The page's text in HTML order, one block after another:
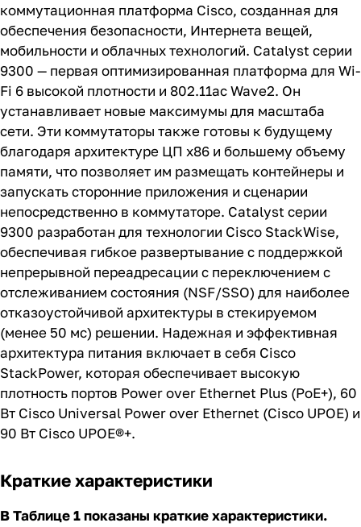
коммутационная платформа Cisco, созданная для
обеспечения безопасности, Интернета вещей,
мобильности и облачных технологий. Catalyst серии
9300 — первая оптимизированная платформа для Wi-
Fi 6 высокой плотности и 802.11ac Wave2. Он
устанавливает новые максимумы для масштаба
сети. Эти коммутаторы также готовы к будущему
благодаря архитектуре ЦП x86 и большему объему
памяти, что позволяет им размещать контейнеры и
запускать сторонние приложения и сценарии
непосредственно в коммутаторе. Catalyst серии
9300 разработан для технологии Cisco StackWise,
обеспечивая гибкое развертывание с поддержкой
непрерывной переадресации с переключением с
отслеживанием состояния (NSF/SSO) для наиболее
отказоустойчивой архитектуры в стекируемом
(менее 50 мс) решении. Надежная и эффективная
архитектура питания включает в себя Cisco
StackPower, которая обеспечивает высокую
плотность портов Power over Ethernet Plus (PoE+), 60
Вт Cisco Universal Power over Ethernet (Cisco UPOE) и
90 Вт Cisco UPOE®+.
Краткие характеристики
В Таблице 1 показаны краткие характеристики.